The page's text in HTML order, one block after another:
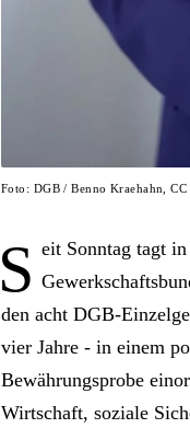
Foto: DGB / Benno Kraehahn, CC
S eit Sonntag tagt
den acht DGB-
vier Jahre - in einem
Bewährungsprobe
Wirtschaft, soziale